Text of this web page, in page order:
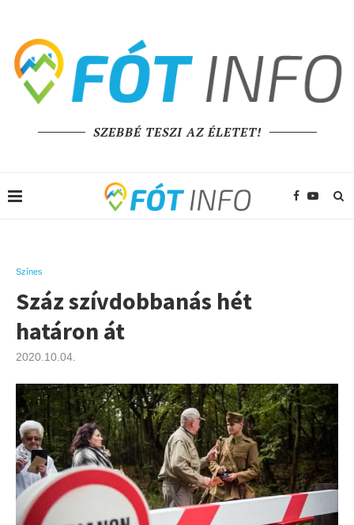
SZEBBÉ TESZI AZ ÉLETET!
Színes
Száz szívdobbanás hét
határon át
2020.10.04.